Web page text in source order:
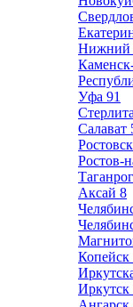
Нижний
Уфа 91
Салават
Ростов-
Таганрог
Аксай 8
Копейск
Иркутск